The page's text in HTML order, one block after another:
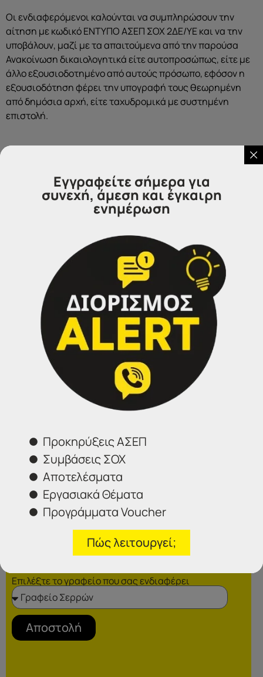
Οι ενδιαφερόμενοι καλούνται να συμπληρώσουν την
αίτηση με κωδικό ΕΝΤΥΠΟ ΑΣΕΠ ΣΟΧ 2ΔΕ/ΥΕ και να την
υποβάλουν, μαζί με τα απαιτούμενα από την παρούσα
Ανακοίνωση δικαιολογητικά είτε αυτοπροσώπως, είτε με
άλλο εξουσιοδοτημένο από αυτούς πρόσωπο, εφόσον η
εξουσιοδότηση φέρει την υπογραφή τους θεωρημένη
από δημόσια αρχή, είτε ταχυδρομικά με συστημένη
επιστολή.
Επικοινωνήστε μαζί μας
Γραφεία Εξυπηρέτησης Πολιτών.
Θα χαρούμε να σας εξυπηρετήσουμε:
Τηλέφωνα επικοινωνίας
Σέρρες: 23213 02583
Αθήνα:210 3000319
Θεσσαλονίκη:
2314 314202
Ιωάννινα:
26516 08616
Επιλέξτε το γραφείο που σας ενδιαφέρει
Αποστολή
Εγγραφείτε σήμερα για
συνεχή, άμεση και έγκαιρη
ενημέρωση
Προκηρύξεις ΑΣΕΠ
Συμβάσεις ΣΟΧ
Αποτελέσματα
Εργασιακά Θέματα
Προγράμματα Voucher
Πώς λειτουργεί;